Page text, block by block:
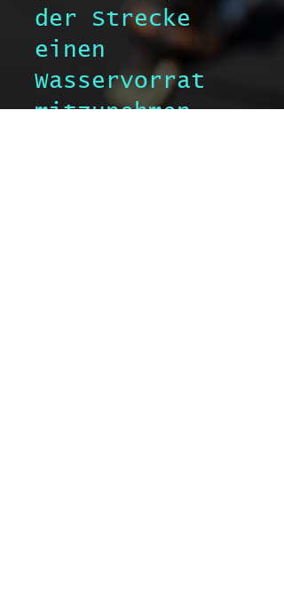
der Strecke
einen
Wasservorrat
mitzunehmen.